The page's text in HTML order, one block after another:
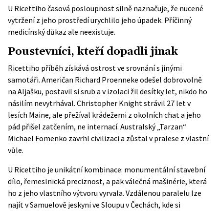
U Ricettiho časová posloupnost silně naznačuje, že nucené
vytržení z jeho prostředí urychlilo jeho úpadek. Příčinný
medicínský důkaz ale neexistuje.
Poustevníci, kteří dopadli jinak
Ricettiho příběh získává ostrost ve srovnání s jinými
samotáři. Američan Richard Proenneke odešel dobrovolně
na Aljašku, postavil si srub a v izolaci žil desítky let, nikdo ho
násilím nevytrhával. Christopher Knight strávil 27 let v
lesích Maine, ale přežíval krádežemi z okolních chat a jeho
pád přišel zatčením, ne internací. Australský „Tarzan“
Michael Fomenko zavrhl civilizaci a zůstal v pralese z vlastní
vůle.
U Ricettiho je unikátní kombinace: monumentální stavební
dílo, řemeslnická preciznost, a pak válečná mašinérie, která
ho z jeho vlastního výtvoru vyrvala. Vzdálenou paralelu lze
najít v Samuelově jeskyni ve Sloupu v Čechách, kde si